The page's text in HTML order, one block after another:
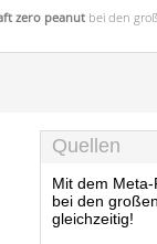
zero peanut bei den
Quellen
Mit dem
bei den
gleichzeitig!